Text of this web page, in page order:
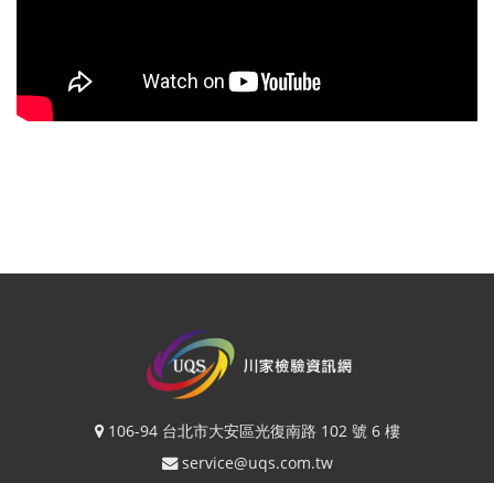
106-94 台北市大安區光復南路 102 號 6 樓
service@uqs.com.tw